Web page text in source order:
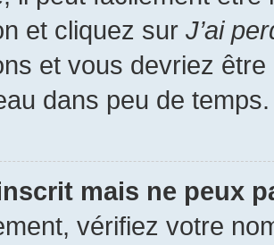
et cliquez sur J’ai
et vous devriez
dans peu de temps.
mais ne peux
vérifiez votre